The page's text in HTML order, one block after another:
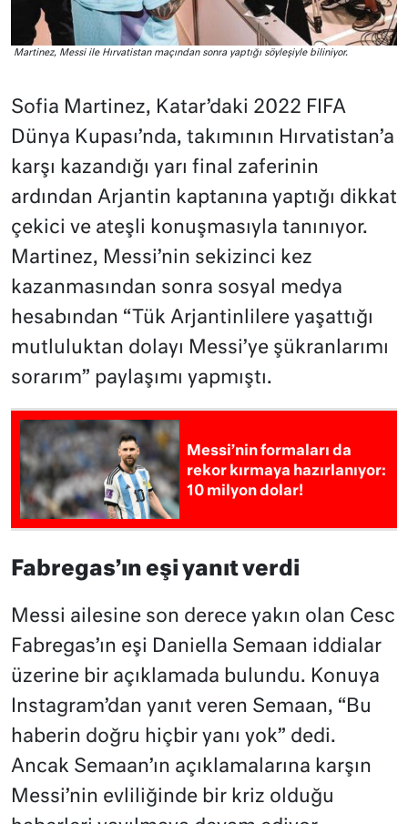
Martinez, Messi ile Hırvatistan maçından sonra yaptığı söyleşiyle biliniyor.
Sofia Martinez, Katar’daki 2022 FIFA
Dünya Kupası’nda, takımının Hırvatistan’a
karşı kazandığı yarı final zaferinin
ardından Arjantin kaptanına yaptığı dikkat
çekici ve ateşli konuşmasıyla tanınıyor.
Martinez, Messi’nin sekizinci kez
kazanmasından sonra sosyal medya
hesabından “Tük Arjantinlilere yaşattığı
mutluluktan dolayı Messi’ye şükranlarımı
sorarım” paylaşımı yapmıştı.
Messi’nin formaları da
rekor kırmaya hazırlanıyor:
10 milyon dolar!
Fabregas’ın eşi yanıt verdi
Messi ailesine son derece yakın olan Cesc
Fabregas’ın eşi Daniella Semaan iddialar
üzerine bir açıklamada bulundu. Konuya
Instagram’dan yanıt veren Semaan, “Bu
haberin doğru hiçbir yanı yok” dedi.
Ancak Semaan’ın açıklamalarına karşın
Messi’nin evliliğinde bir kriz olduğu